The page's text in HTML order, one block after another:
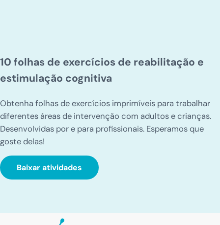
10 folhas de exercícios de reabilitação e
estimulação cognitiva
Obtenha folhas de exercícios imprimíveis para trabalhar
diferentes áreas de intervenção com adultos e crianças.
Desenvolvidas por e para profissionais. Esperamos que
goste delas!
Baixar atividades